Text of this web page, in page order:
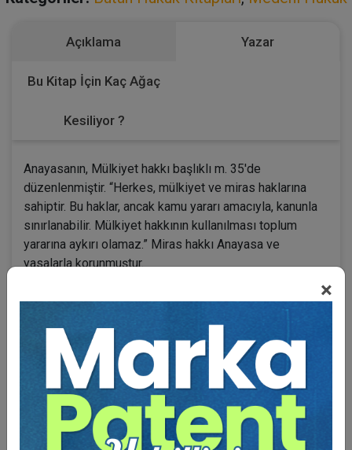
×
Açıklama Yazar
Bu Kitap İçin Kaç Ağaç
Kesiliyor ?
Anayasanın, Mülkiyet hakkı başlıklı m. 35'de
düzenlenmiştir. “Herkes, mülkiyet ve miras haklarına
sahiptir. Bu haklar, ancak kamu yararı amacıyla, kanunla
sınırlanabilir. Mülkiyet hakkının kullanılması toplum
yararına aykırı olamaz.” Miras hakkı Anayasa ve
yasalarla korunmuştur.
4721 sy. TMK. nın 495-682 maddeleri sıralı olarak
yüksek yargı kararlarıyla araştırılmıştır.
TMK'nun 495 ve devamı maddelerinde, düzenlenen
Miras Hukukundan (terekeden) doğan hak bir alacak
hakkı olmayıp ayni nitelikte bir haktır. TMK'nun 641.
maddesine göre, mirasçılar, tereke borçlarından